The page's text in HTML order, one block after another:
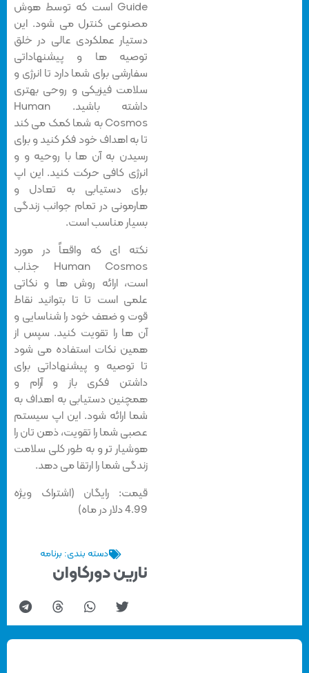
Guide است که توسط هوش
مصنوعی کنترل می شود. این
دستیار عملکردی عالی در خلق
توصیه ها و پیشنهاداتی
سفارشی برای شما دارد تا انرژی و
سلامت فیزیکی و روحی بهتری
داشته باشید. Human
Cosmos به شما کمک می کند
تا به اهداف خود فکر کنید و برای
رسیدن به آن ها با روحیه و و
انرژی کافی حرکت کنید. این اپ
برای دستیابی به تعادل و
هارمونی در تمام جوانب زندگی
بسیار مناسب است.
نکته ای که واقعاً در مورد
Human Cosmos جذاب
است، ارائه روش ها و نکاتی
علمی است تا تا بتوانید نقاط
قوت و ضعف خود را شناسایی و
آن ها را تقویت کنید. سپس از
همین نکات استفاده می شود
تا توصیه و پیشنهاداتی برای
داشتن فکری باز و آرام و
همچنین دستیابی به اهداف به
شما ارائه شود. این اپ سیستم
عصبی شما را تقویت، ذهن تان را
هوشیار تر و به طور کلی سلامت
زندگی شما را ارتقا می دهد.
قیمت: رایگان (اشتراک ویژه
4.99 دلار در ماه)
دسته بندی: برنامه
نارین دورکاوان